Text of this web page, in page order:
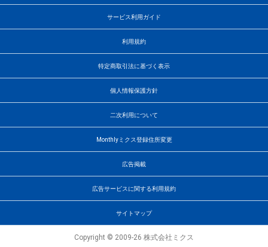
サービス利用ガイド
利用規約
特定商取引法に基づく表示
個人情報保護方針
二次利用について
Monthlyミクス登録住所変更
広告掲載
広告サービスに関する利用規約
サイトマップ
Copyright © 2009-26 株式会社ミクス